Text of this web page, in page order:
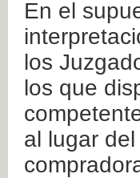
En el
los
los que
al lugar